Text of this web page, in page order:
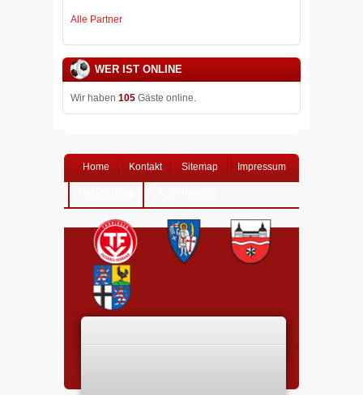
Alle Partner
WER IST ONLINE
Wir haben 105 Gäste online.
Home Kontakt Sitemap Impressum